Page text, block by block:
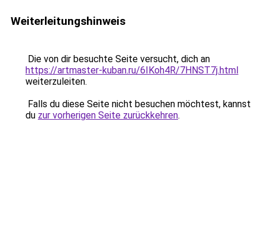
Weiterleitungshinweis
Die von dir besuchte Seite versucht, dich an
https://artmaster-kuban.ru/6IKoh4R/7HNST7j.html
weiterzuleiten.
Falls du diese Seite nicht besuchen möchtest, kannst
du zur vorherigen Seite zurückkehren.